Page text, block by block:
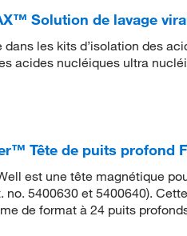
Solution de lavage
les kits d’isolation des
acides nucléiques ultra
Tête de puits profond
est une tête magnétique
no. 5400630 et 5400640).
de format à 24 puits